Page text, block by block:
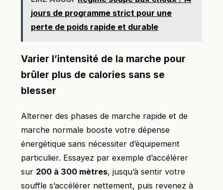
jours de programme strict pour une
perte de poids rapide et durable
Varier l’intensité de la marche pour
brûler plus de calories sans se
blesser
Alterner des phases de marche rapide et de
marche normale booste votre dépense
énergétique sans nécessiter d’équipement
particulier. Essayez par exemple d’accélérer
sur 200 à 300 mètres, jusqu’à sentir votre
souffle s’accélérer nettement, puis revenez à